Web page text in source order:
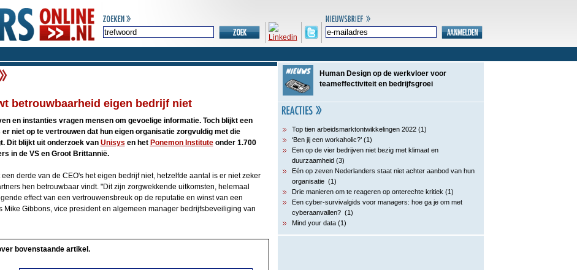
betrouwbaarheid eigen bedrijf niet
en instanties vragen mensen om gevoelige informatie. Toch blijkt een
er niet op te vertrouwen dat hun eigen organisatie zorgvuldig met die
Dit blijkt uit onderzoek van Unisys en het Ponemon Instituteonder 1.700
in de VS en Groot Brittannië.
derde van de CEO's het eigen bedrijf niet, hetzelfde aantal is er niet zeker
hen betrouwbaar vindt. "Dit zijn zorgwekkende uitkomsten, helemaal
effect van een vertrouwensbreuk op de reputatie en winst van een
Mike Gibbons, vice president en algemeen manager bedrijfsbeveiliging van
bovenstaande artikel.
Human Design op de werkvloer voor
teameffectiviteit en bedrijfsgroei
Top tien arbeidsmarktontwikkelingen 2022 (1)
‘Ben jij een workaholic?’ (1)
Een op de vier bedrijven niet bezig met klimaat en
duurzaamheid (3)
Eén op zeven Nederlanders staat niet achter aanbod van hun
organisatie (1)
Drie manieren om te reageren op onterechte kritiek (1)
Een cyber-survivalgids voor managers: hoe ga je om met
cyberaanvallen? (1)
Mind your data (1)